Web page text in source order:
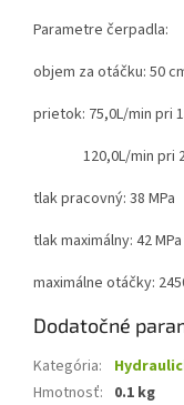
Parametre čerpadla:
objem za otáčku: 50
prietok: 75,0L/min
120,0L/min pri
tlak pracovný: 38 MPa
tlak maximálny: 42 MPa
maximálne otáčky:
Dodatočné
Kategória:
Hmotnosť: 0.1 kg